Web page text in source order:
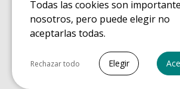
GUÍA DE INICIO
Guía de descubrimiento de las camas elásticas de
GUÍA DE COMPRA PIEZAS DE RECAMBIO
Todas las cookies son
nosotros, pero puede elegir no
aceptarlas todas.
Seleccionar todo
Cookies necesarias
Rechazar todo Elegir